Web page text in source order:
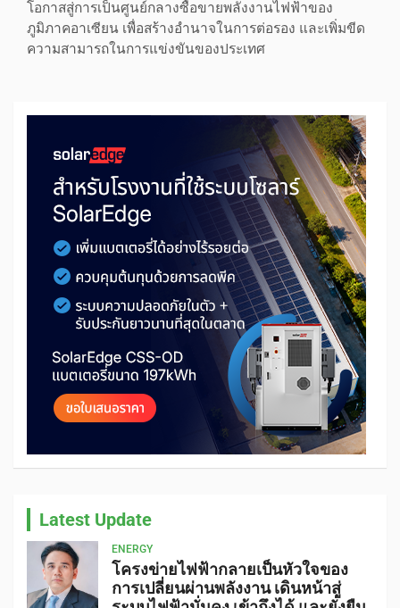
โอกาสสู่การเป็นศูนย์กลางซื้อขายพลังงานไฟฟ้าของ
ภูมิภาคอาเซียน เพื่อสร้างอำนาจในการต่อรอง และเพิ่มขีด
ความสามารถในการแข่งขันของประเทศ
Latest Update
ENERGY
โครงข่ายไฟฟ้ากลายเป็นหัวใจของ
การเปลี่ยนผ่านพลังงาน เดินหน้าสู่